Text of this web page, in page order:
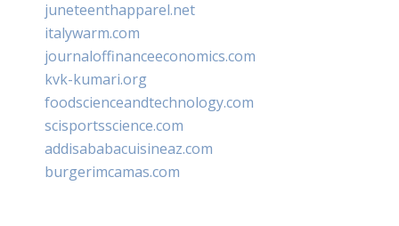
juneteenthapparel.net
italywarm.com
journaloffinanceeconomics.com
kvk-kumari.org
foodscienceandtechnology.com
scisportsscience.com
addisababacuisineaz.com
burgerimcamas.com